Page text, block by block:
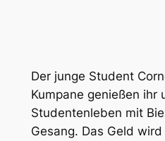
Der junge Student
Kumpane genießen ihr
Studentenleben mit
Gesang. Das Geld